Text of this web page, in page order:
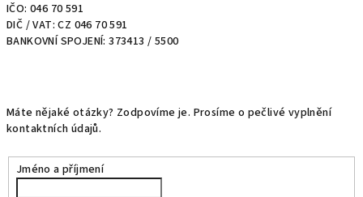
IČO: 046 70 591
DIČ / VAT: CZ 046 70 591
BANKOVNÍ SPOJENÍ: 373413 / 5500
Máte nějaké otázky? Zodpovíme je. Prosíme o pečlivé vyplnění
kontaktních údajů.
Jméno a příjmení